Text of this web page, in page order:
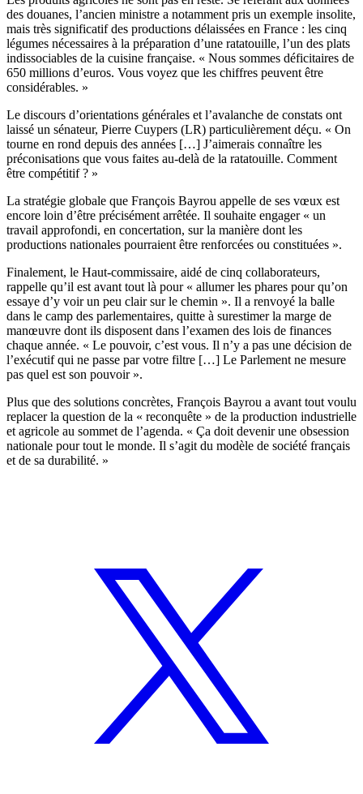
des douanes, l’ancien ministre a notamment pris un exemple insolite,
mais très significatif des productions délaissées en France : les cinq
légumes nécessaires à la préparation d’une ratatouille, l’un des plats
indissociables de la cuisine française. « Nous sommes déficitaires de
650 millions d’euros. Vous voyez que les chiffres peuvent être
considérables. »
Le discours d’orientations générales et l’avalanche de constats ont
laissé un sénateur, Pierre Cuypers (LR) particulièrement déçu. « On
tourne en rond depuis des années […] J’aimerais connaître les
préconisations que vous faites au-delà de la ratatouille. Comment
être compétitif ? »
La stratégie globale que François Bayrou appelle de ses vœux est
encore loin d’être précisément arrêtée. Il souhaite engager « un
travail approfondi, en concertation, sur la manière dont les
productions nationales pourraient être renforcées ou constituées ».
Finalement, le Haut-commissaire, aidé de cinq collaborateurs,
rappelle qu’il est avant tout là pour « allumer les phares pour qu’on
essaye d’y voir un peu clair sur le chemin ». Il a renvoyé la balle
dans le camp des parlementaires, quitte à surestimer la marge de
manœuvre dont ils disposent dans l’examen des lois de finances
chaque année. « Le pouvoir, c’est vous. Il n’y a pas une décision de
l’exécutif qui ne passe par votre filtre […] Le Parlement ne mesure
pas quel est son pouvoir ».
Plus que des solutions concrètes, François Bayrou a avant tout voulu
replacer la question de la « reconquête » de la production industrielle
et agricole au sommet de l’agenda. « Ça doit devenir une obsession
nationale pour tout le monde. Il s’agit du modèle de société français
et de sa durabilité. »